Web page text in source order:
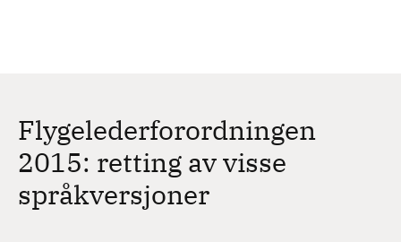
Flygelederforordningen
2015: retting av visse
språkversjoner